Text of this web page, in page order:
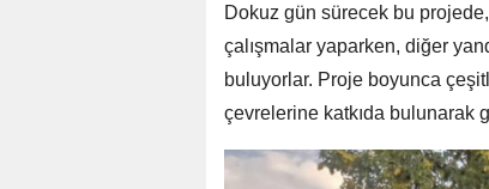
Dokuz gün sürecek bu
çalışmalar yaparken, diğer
buluyorlar. Proje boyunca
çevrelerine katkıda bulunarak